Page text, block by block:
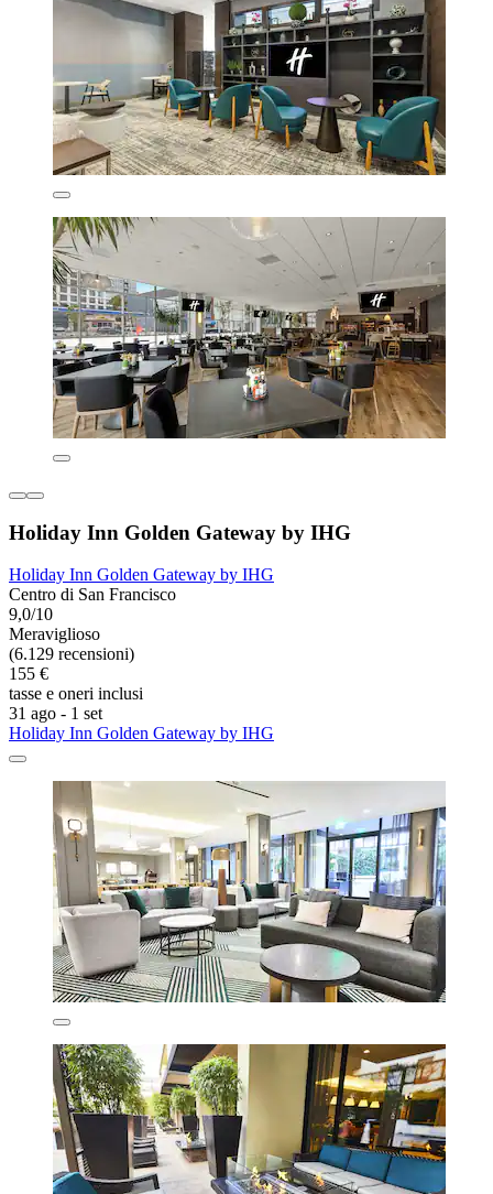
Holiday Inn Golden Gateway by IHG
Holiday Inn Golden Gateway by IHG
Centro di San Francisco
9,0/10
Meraviglioso
(6.129 recensioni)
155 €
tasse e oneri inclusi
31 ago - 1 set
Holiday Inn Golden Gateway by IHG